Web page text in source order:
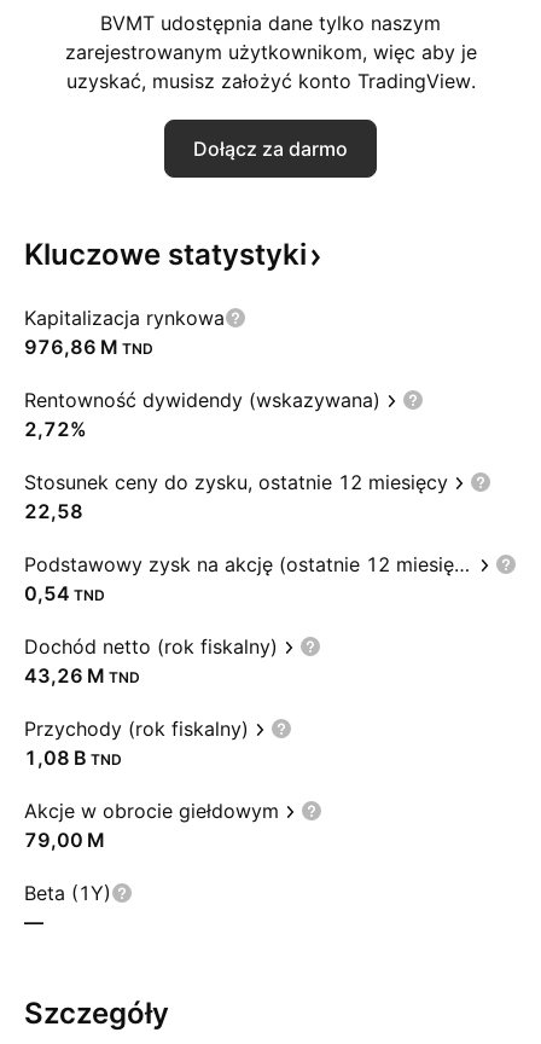
BVMT udostępnia dane tylko naszym
zarejestrowanym użytkownikom, więc aby je
uzyskać, musisz założyć konto TradingView.
Dołącz za darmo
Kluczowe statystyki
Kapitalizacja rynkowa
‪976,86 M‬ TND
Rentowność dywidendy (wskazywana)
2,72%
Stosunek ceny do zysku, ostatnie 12 miesięcy
22,58
Podstawowy zysk na akcję (ostatnie 12 miesięcy)
0,54 TND
Dochód netto (rok fiskalny)
‪43,26 M‬ TND
Przychody (rok fiskalny)
‪1,08 B‬ TND
Akcje w obrocie giełdowym
‪79,00 M‬
Beta (1Y)
—
Szczegóły